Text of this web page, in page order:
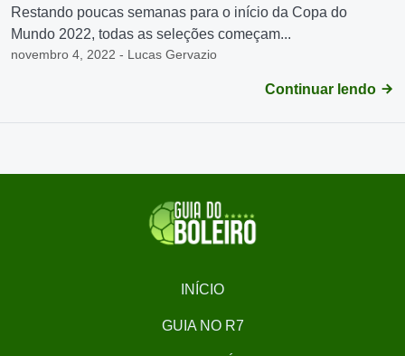
Restando poucas semanas para o início da Copa do
Mundo 2022, todas as seleções começam...
novembro 4, 2022 - Lucas Gervazio
Continuar lendo
INÍCIO
GUIA NO R7